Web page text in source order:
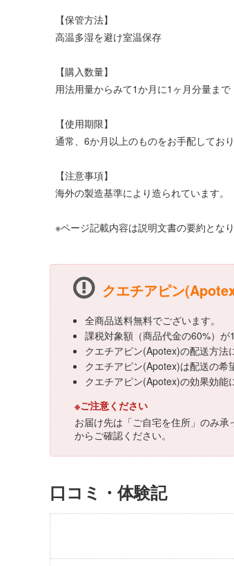
【保管方法】
高温多湿を避け室温保存
【購入数量】
用法用量からみて1か月に1ヶ月分量まで
【使用期限】
通常、6か月以上のものをお手配してお
【注意事項】
海外の製造基準により造られています。
※ページ記載内容は説明文書の要約となり
クエチアピン
全商品送料無料でございます。
課税対象額（商品代金の60%）が
クエチアピン(Apotex)の配送方法
クエチアピン(Apotex)は配送の希
クエチアピン(Apotex)の効果効能
※ご注意ください
お届け先は「ご自宅を住所」のみ
からご確認ください。
口コミ・体験記